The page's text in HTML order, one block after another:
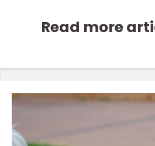
Read more